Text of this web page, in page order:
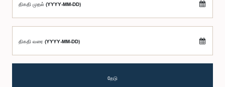
திகதி முதல் (YYYY-MM-DD)
திகதி வரை (YYYY-MM-DD)
தேடு